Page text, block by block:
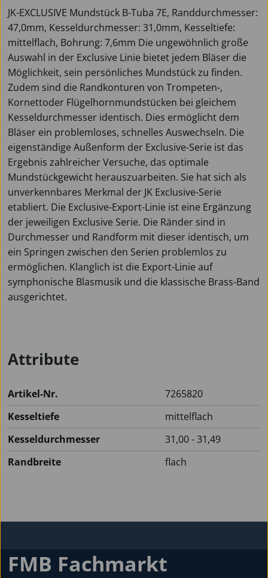
JK-EXCLUSIVE Mundstück B-Tuba 7E, Randdurchmesser:
47,0mm, Kesseldurchmesser: 31,0mm, Kesseltiefe:
mittelflach, Bohrung: 7,6mm Die ungewöhnlich große
Auswahl in der Exclusive Linie bietet jedem Bläser die
Möglichkeit, sein persönliches Mundstück zu finden.
Zudem sind die Randkonturen von Trompeten-,
Kornettoder Flügelhornmundstücken bei gleichem
Kesseldurchmesser identisch. Dies ermöglicht dem
Bläser ein problemloses, schnelles Auswechseln. Die
eigenständige Außenform der Exclusive-Serie ist das
Ergebnis zahlreicher Versuche, das optimale
Mundstückgewicht herauszuarbeiten. Sie hat sich als
unverkennbares Merkmal der JK Exclusive-Serie
etabliert. Die Exclusive-Export-Linie ist eine Ergänzung
der jeweiligen Exclusive Serie. Die Ränder sind in
Durchmesser und Randform mit dieser identisch, um
ein Springen zwischen den Serien problemlos zu
ermöglichen. Klanglich ist die Export-Linie auf
symphonische Blasmusik und die klassische Brass-Band
ausgerichtet.
Attribute
Artikel-Nr.
7265820
Kesseltiefe
mittelflach
Kesseldurchmesser
31,00 - 31,49
Randbreite
flach
FMB Fachmarkt